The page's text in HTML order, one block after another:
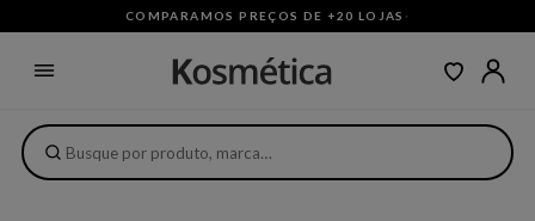
COMPARAMOS PREÇOS DE +20 LOJAS ·